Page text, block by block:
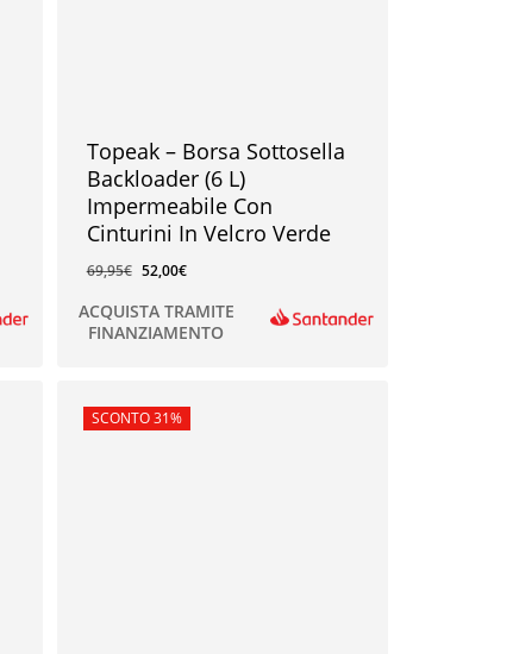
Topeak – Borsa Sottosella
Backloader (6 L)
Impermeabile Con
Cinturini In Velcro Verde
69,95€ 52,00€
52,00€
ACQUISTA TRAMITE
FINANZIAMENTO
In offerta!
SCONTO 31%